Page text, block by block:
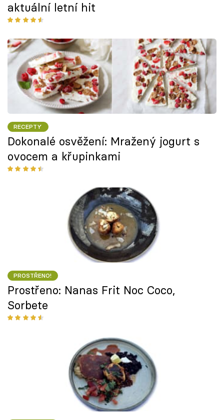
aktuální letní hit
RECEPTY
Dokonalé osvěžení: Mražený jogurt s
ovocem a křupinkami
PROSTŘENO!
Prostřeno: Nanas Frit Noc Coco,
Sorbete